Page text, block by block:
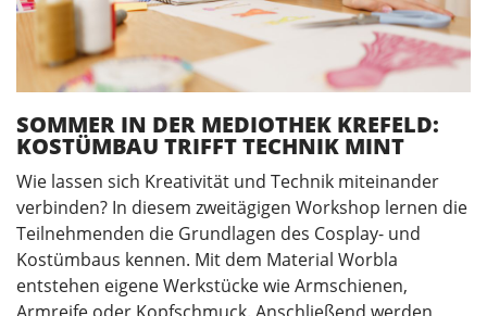
SOMMER IN DER MEDIOTHEK KREFELD:
KOSTÜMBAU TRIFFT TECHNIK MINT
Wie lassen sich Kreativität und Technik miteinander
verbinden? In diesem zweitägigen Workshop lernen die
Teilnehmenden die Grundlagen des Cosplay- und
Kostümbaus kennen. Mit dem Material Worbla
entstehen eigene Werkstücke wie Armschienen,